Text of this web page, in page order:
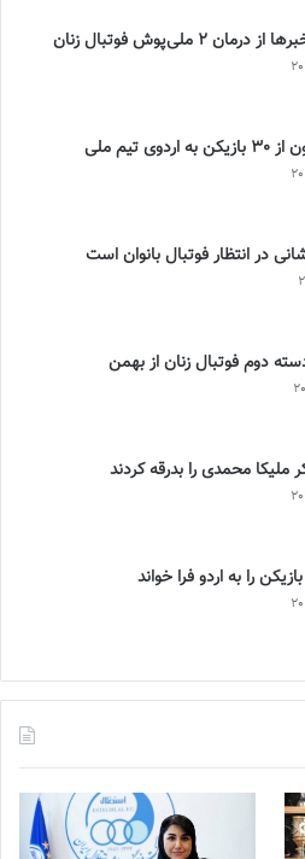
۲ ملی‌پوش فوتبال زنان
تیم ملی
در انتظار فوتبال بانوان است
دوم فوتبال زنان از بهمن
ملیکا محمدی را بدرقه کردند